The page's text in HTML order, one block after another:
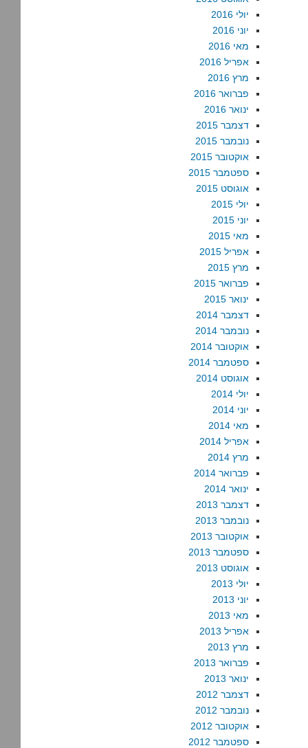
יולי 2016
יוני 2016
מאי 2016
אפריל 2016
מרץ 2016
פברואר 2016
ינואר 2016
דצמבר 2015
נובמבר 2015
אוקטובר 2015
ספטמבר 2015
אוגוסט 2015
יולי 2015
יוני 2015
מאי 2015
אפריל 2015
מרץ 2015
פברואר 2015
ינואר 2015
דצמבר 2014
נובמבר 2014
אוקטובר 2014
ספטמבר 2014
אוגוסט 2014
יולי 2014
יוני 2014
מאי 2014
אפריל 2014
מרץ 2014
פברואר 2014
ינואר 2014
דצמבר 2013
נובמבר 2013
אוקטובר 2013
ספטמבר 2013
אוגוסט 2013
יולי 2013
יוני 2013
מאי 2013
אפריל 2013
מרץ 2013
פברואר 2013
ינואר 2013
דצמבר 2012
נובמבר 2012
אוקטובר 2012
ספטמבר 2012